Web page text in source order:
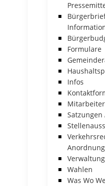
Formulare
Infos
Mitarbeiter
Wahlen
Was Wo